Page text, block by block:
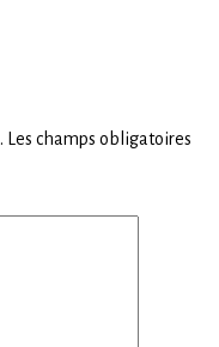
Les champs obligatoires